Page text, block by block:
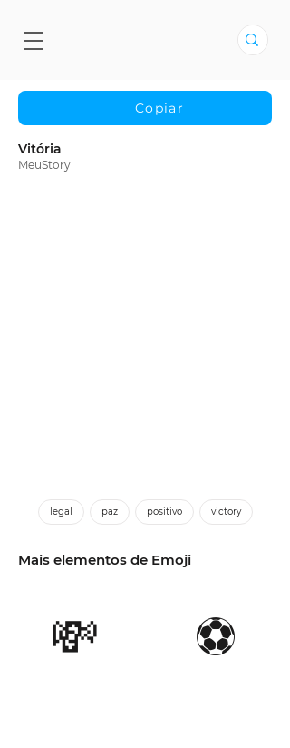
Copiar
Vitória
MeuStory
legal paz positivo victory
Mais elementos de Emoji
💸 ⚽